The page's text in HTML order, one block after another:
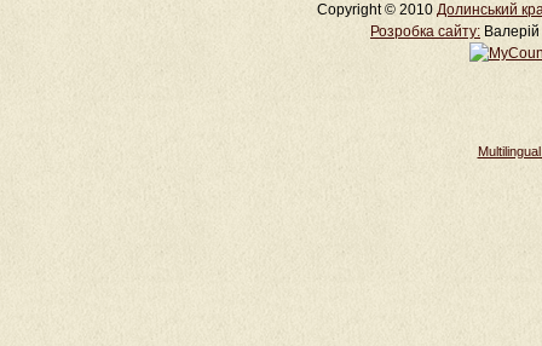
Copyright © 2010 Долинський
Розробка cайту: